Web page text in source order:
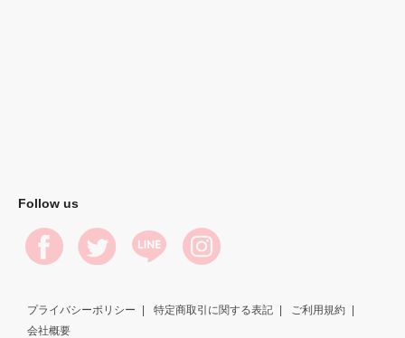
Follow us
プライバシーポリシー 特定商取引に関する表記
ご利用規約
会社概要